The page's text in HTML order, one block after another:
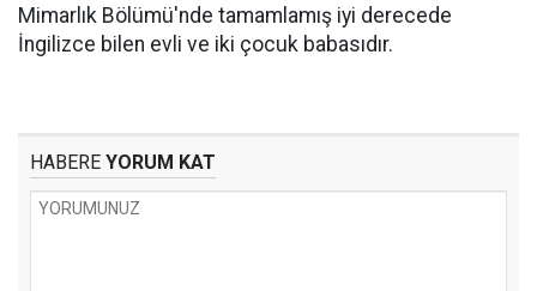
Mimarlık Bölümü'nde tamamlamış iyi derecede
İngilizce bilen evli ve iki çocuk babasıdır.
HABERE YORUM KAT